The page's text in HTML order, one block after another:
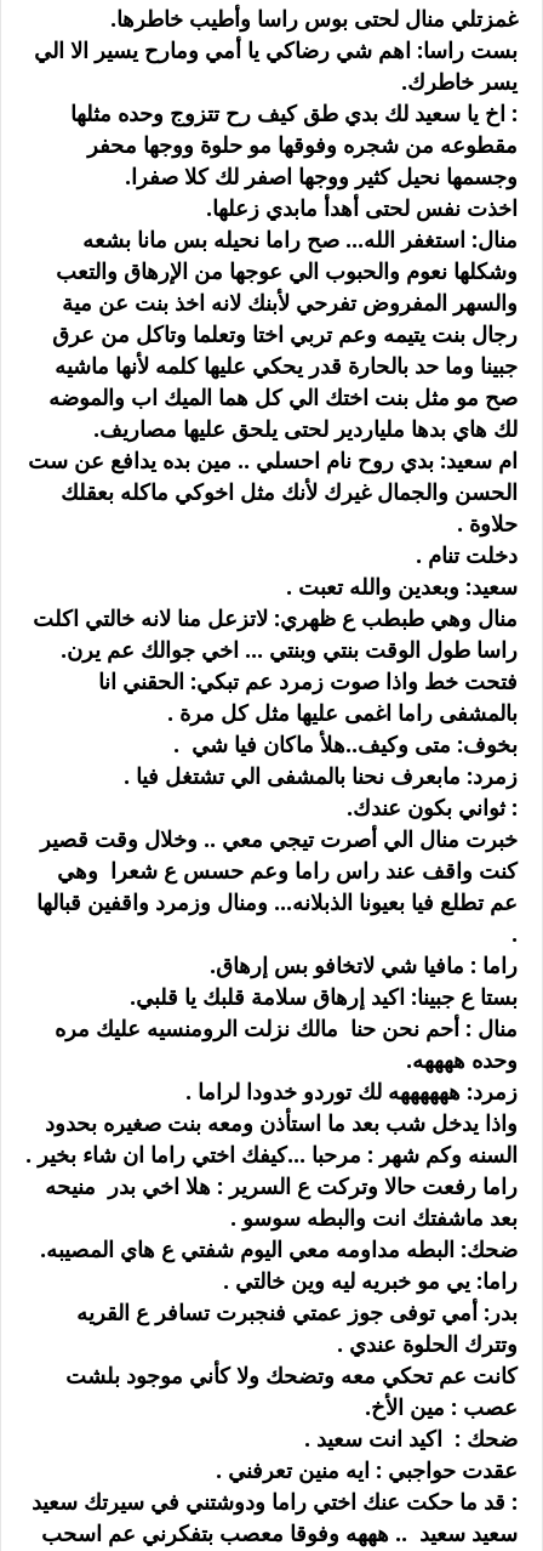
غمزتلي منال لحتى بوس راسا وأطيب خاطرها.
بست راسا: اهم شي رضاكي يا أمي ومارح يسير الا الي
يسر خاطرك.
: اخ يا سعيد لك بدي طق كيف رح تتزوج وحده مثلها
مقطوعه من شجره وفوقها مو حلوة ووجها محفر
وجسمها نحيل كثير ووجها اصفر لك كلا صفرا.
اخذت نفس لحتى أهدأ مابدي زعلها.
منال: استغفر الله... صح راما نحيله بس مانا بشعه
وشكلها نعوم والحبوب الي عوجها من الإرهاق والتعب
والسهر المفروض تفرحي لأبنك لانه اخذ بنت عن مية
رجال بنت يتيمه وعم تربي اختا وتعلما وتاكل من عرق
جبينا وما حد بالحارة قدر يحكي عليها كلمه لأنها ماشيه
صح مو مثل بنت اختك الي كل هما الميك اب والموضه
لك هاي بدها ملياردير لحتى يلحق عليها مصاريف.
ام سعيد: بدي روح نام احسلي .. مين بده يدافع عن ست
الحسن والجمال غيرك لأنك مثل اخوكي ماكله بعقلك
حلاوة .
دخلت تنام .
سعيد: وبعدين والله تعبت .
منال وهي طبطب ع ظهري: لاتزعل منا لانه خالتي اكلت
راسا طول الوقت بنتي وبنتي ... اخي جوالك عم يرن.
فتحت خط واذا صوت زمرد عم تبكي: الحقني انا
بالمشفى راما اغمى عليها مثل كل مرة .
بخوف: متى وكيف..هلأ ماكان فيا شي .
زمرد: مابعرف نحنا بالمشفى الي تشتغل فيا .
: ثواني بكون عندك.
خبرت منال الي أصرت تيجي معي .. وخلال وقت قصير
كنت واقف عند راس راما وعم حسس ع شعرا وهي
عم تطلع فيا بعيونا الذبلانه... ومنال وزمرد واقفين قبالها
.
راما : مافيا شي لاتخافو بس إرهاق.
بستا ع جبينا: اكيد إرهاق سلامة قلبك يا قلبي.
منال : أحم نحن حنا مالك نزلت الرومنسيه عليك مره
وحده ههههه.
زمرد: ههههههه لك توردو خدودا لراما .
واذا يدخل شب بعد ما استأذن ومعه بنت صغيره بحدود
السنه وكم شهر : مرحبا ...كيفك اختي راما ان شاء بخير .
راما رفعت حالا وتركت ع السرير : هلا اخي بدر منيحه
بعد ماشفتك انت والبطه سوسو .
ضحك: البطه مداومه معي اليوم شفتي ع هاي المصيبه.
راما: يي مو خبريه ليه وين خالتي .
بدر: أمي توفى جوز عمتي فنجبرت تسافر ع القريه
وتترك الحلوة عندي .
كانت عم تحكي معه وتضحك ولا كأني موجود بلشت
عصب : مين الأخ.
ضحك : اكيد انت سعيد .
عقدت حواجبي : ايه منين تعرفني .
: قد ما حكت عنك اختي راما ودوشتني في سيرتك سعيد
سعيد سعيد .. هههه وفوقا معصب بتفكرني عم اسحب